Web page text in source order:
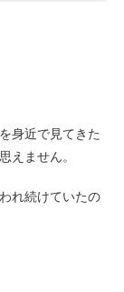
身近で見てきた
えません。
れ続けていたの